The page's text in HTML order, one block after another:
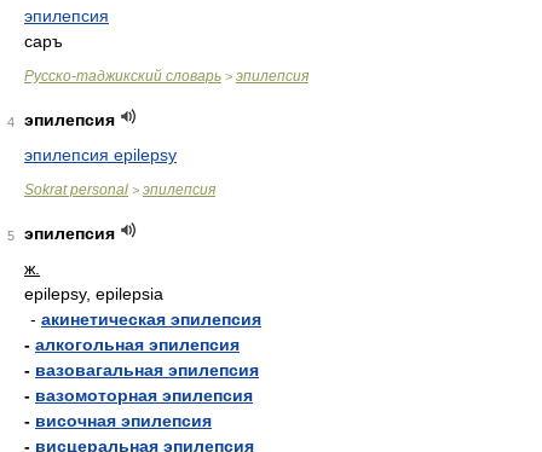
эпилепсия
саръ
Русско-таджикский словарь > эпилепсия
4
эпилепсия
эпилепсия epilepsy
Sokrat personal > эпилепсия
5
эпилепсия
ж.
epilepsy, epilepsia
- акинетическая эпилепсия
- алкогольная эпилепсия
- вазовагальная эпилепсия
- вазомоторная эпилепсия
- височная эпилепсия
- висцеральная эпилепсия